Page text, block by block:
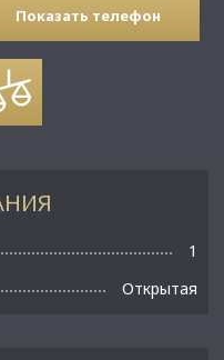
Показать телефон
1
Открытая